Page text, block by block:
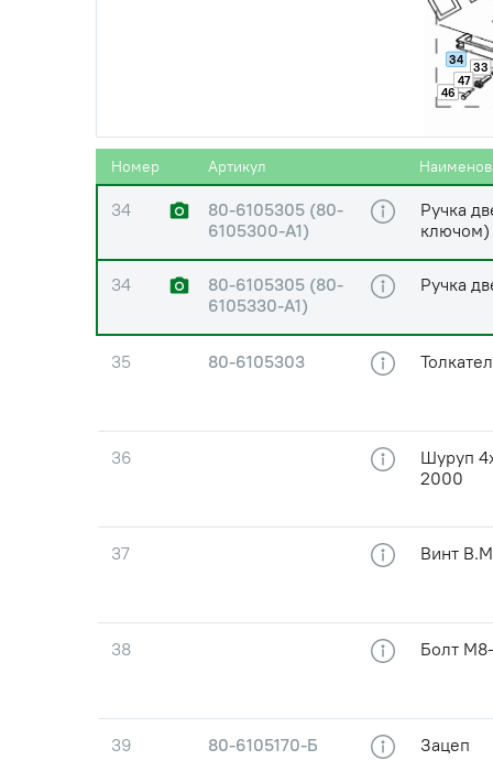
33
34
46
47
Номер Артикул
Штифт
Пружина
34
80-6105305 (80-
6105300-А1)
Ручка
ключом)
34
80-6105305 (80-
6105330-А1)
Ручка
35 80-6105303
36
Шуруп
2000
37 Винт
38 Болт
39 80-6105170-Б Зацеп